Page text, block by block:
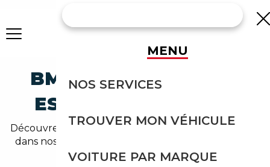
BMW X3-M HYBRIDE-
ESSENCE OCCASION
Découvrez un large choix de bmw hybride-essence
dans nos annonces de x3-m. Un import sans effort
avec Courtage Auto.
MENU
NOS SERVICES
TROUVER MON VÉHICULE
VOITURE PAR MARQUE